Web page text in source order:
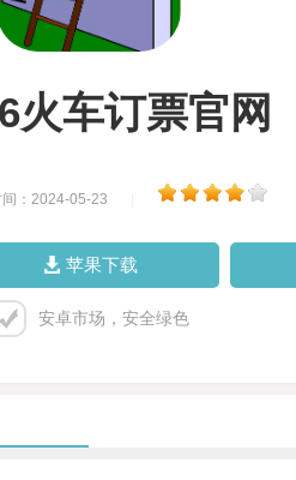
火车订票官网
间：2024-05-23
苹果下载
安卓市场，安全绿色